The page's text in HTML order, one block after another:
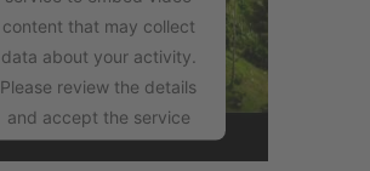
content that may collect
data about your activity.
Please review the details
and accept the service
to watch this video.